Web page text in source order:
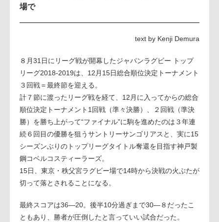
場で
text by Kenji Demura
８月31日にリーグ戦が開幕したジャパンラグビー トップ
リーグ2018-2019は、12月15日総合順位決定トーナメント
３回戦＝最終節を迎える。
計７節に渡ったリーグ戦を経て、12月に入ってからの総合
順位決定トーナメント1回戦（準々決勝）、２回戦（準決
勝）を勝ち上がって“ファイナル”に駒を進めたのは３年連
続６回目の優勝を狙うサントリーサンゴリアスと、実に15
シーズンぶりのトップリーグタイトル奪還を目指す神戸製
鋼コベルコスティーラーズ。
15日、東京・秩父宮ラグビー場で14時から決戦の火ぶたが
切って落とされることになる。
最終スコアは36—20。後半10分過ぎまで30—８だったこ
ともあり、勝者が圧倒したと言っていい試合だった。